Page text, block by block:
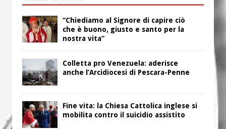
“Chiediamo al Signore di capire ciò
che è buono, giusto e santo per la
nostra vita”
Colletta pro Venezuela: aderisce
anche l’Arcidiocesi di Pescara-Penne
Fine vita: la Chiesa Cattolica inglese si
mobilita contro il suicidio assistito